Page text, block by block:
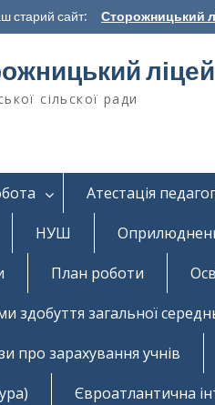
старий сайт: Сторожницький
ліцей
сільскої ради
Атестація
НУШ
План роботи
здобуття загальної
про зарахування учнів
Євроатлантична